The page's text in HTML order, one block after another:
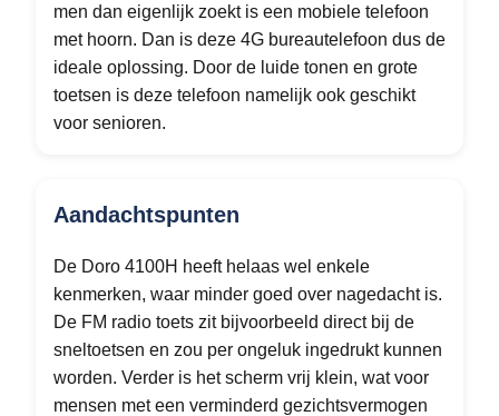
men dan eigenlijk zoekt is een mobiele telefoon
met hoorn. Dan is deze 4G bureautelefoon dus de
ideale oplossing. Door de luide tonen en grote
toetsen is deze telefoon namelijk ook geschikt
voor senioren.
Aandachtspunten
De Doro 4100H heeft helaas wel enkele
kenmerken, waar minder goed over nagedacht is.
De FM radio toets zit bijvoorbeeld direct bij de
sneltoetsen en zou per ongeluk ingedrukt kunnen
worden. Verder is het scherm vrij klein, wat voor
mensen met een verminderd gezichtsvermogen